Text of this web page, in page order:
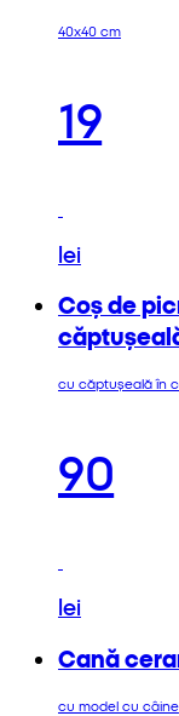
40x40 cm
19
lei
Coș de
cu căptușeală în
90
lei
Cană
cu model cu câine